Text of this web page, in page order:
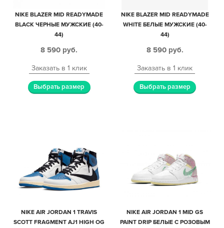
NIKE BLAZER MID READYMADE
BLACK ЧЕРНЫЕ МУЖСКИЕ (40-
44)
8 590 руб.
Заказать в 1 клик
Выбрать размер
NIKE BLAZER MID READYMADE
WHITE БЕЛЫЕ МУЖСКИЕ (40-
44)
8 590 руб.
Заказать в 1 клик
Выбрать размер
NIKE AIR JORDAN 1 TRAVIS
SCOTT FRAGMENT AJ1 HIGH OG
NIKE AIR JORDAN 1 MID GS
PAINT DRIP БЕЛЫЕ С РОЗОВЫМ